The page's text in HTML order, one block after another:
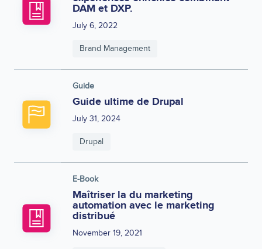
DAM et DXP.
July 6, 2022
Brand Management
Guide
Guide ultime de Drupal
July 31, 2024
Drupal
E-Book
Maîtriser la du marketing
automation avec le marketing
distribué
November 19, 2021